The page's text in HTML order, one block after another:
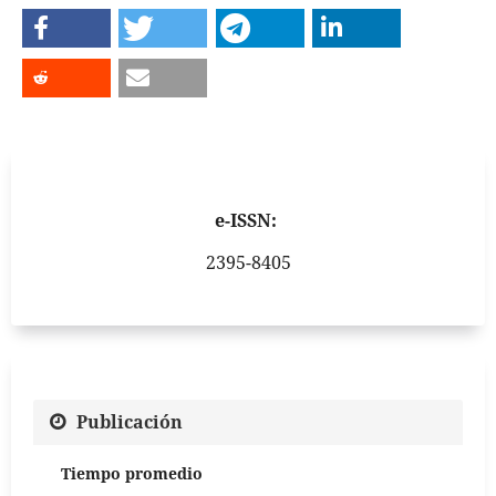
e-ISSN:
2395-8405
Publicación
Tiempo promedio